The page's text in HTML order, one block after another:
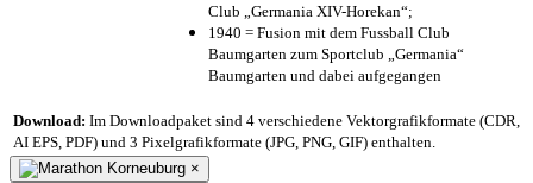
Club „Germania XIV-Horekan“;
1940 = Fusion mit dem Fussball Club
Baumgarten zum Sportclub „Germania“
Baumgarten und dabei aufgegangen
Download: Im Downloadpaket sind 4 verschiedene Vektorgrafikformate (CDR,
AI EPS, PDF) und 3 Pixelgrafikformate (JPG, PNG, GIF) enthalten.
×